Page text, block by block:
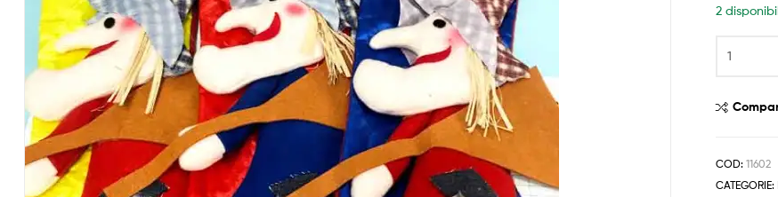
2
Befana
Befana
Feltro
quantità
COD:11602
CATEGORIE: